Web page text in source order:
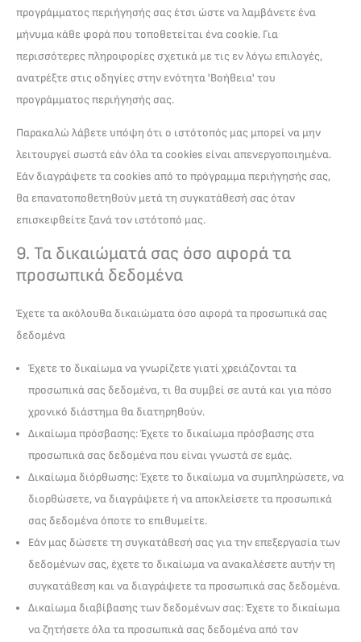
προγράμματος περιήγησής σας έτσι ώστε να λαμβάνετε ένα
μήνυμα κάθε φορά που τοποθετείται ένα cookie. Για
περισσότερες πληροφορίες σχετικά με τις εν λόγω επιλογές,
ανατρέξτε στις οδηγίες στην ενότητα 'Βοήθεια' του
προγράμματος περιήγησής σας.
Παρακαλώ λάβετε υπόψη ότι ο ιστότοπός μας μπορεί να μην
λειτουργεί σωστά εάν όλα τα cookies είναι απενεργοποιημένα.
Εάν διαγράψετε τα cookies από το πρόγραμμα περιήγησής σας,
θα επανατοποθετηθούν μετά τη συγκατάθεσή σας όταν
επισκεφθείτε ξανά τον ιστότοπό μας.
9. Τα δικαιώματά σας όσο αφορά τα
προσωπικά δεδομένα
Έχετε τα ακόλουθα δικαιώματα όσο αφορά τα προσωπικά σας
δεδομένα
Έχετε το δικαίωμα να γνωρίζετε γιατί χρειάζονται τα
προσωπικά σας δεδομένα, τι θα συμβεί σε αυτά και για πόσο
χρονικό διάστημα θα διατηρηθούν.
Δικαίωμα πρόσβασης: Έχετε το δικαίωμα πρόσβασης στα
προσωπικά σας δεδομένα που είναι γνωστά σε εμάς.
Δικαίωμα διόρθωσης: Έχετε το δικαίωμα να συμπληρώσετε, να
διορθώσετε, να διαγράψετε ή να αποκλείσετε τα προσωπικά
σας δεδομένα όποτε το επιθυμείτε.
Εάν μας δώσετε τη συγκατάθεσή σας για την επεξεργασία των
δεδομένων σας, έχετε το δικαίωμα να ανακαλέσετε αυτήν τη
συγκατάθεση και να διαγράψετε τα προσωπικά σας δεδομένα.
Δικαίωμα διαβίβασης των δεδομένων σας: Έχετε το δικαίωμα
να ζητήσετε όλα τα προσωπικά σας δεδομένα από τον